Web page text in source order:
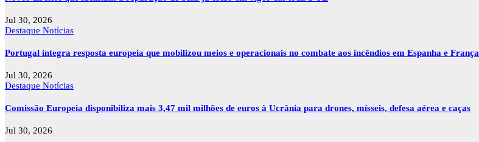
Jul 30, 2026
Destaque Notícias
Portugal integra resposta europeia que mobilizou meios e operacionais no combate aos incêndios em Espanha e França
Jul 30, 2026
Destaque Notícias
Comissão Europeia disponibiliza mais 3,47 mil milhões de euros à Ucrânia para drones, mísseis, defesa aérea e caças
Jul 30, 2026